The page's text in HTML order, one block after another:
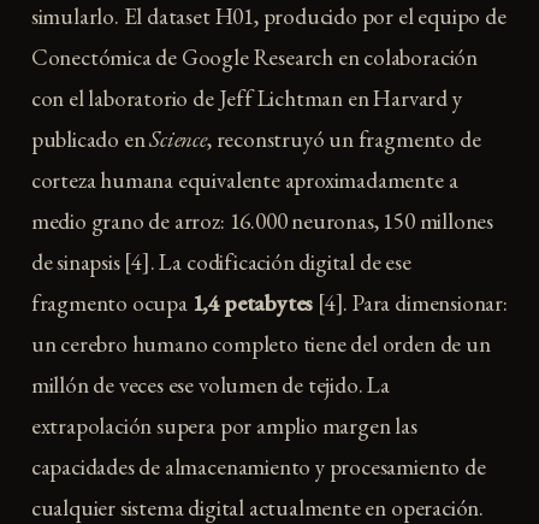
simularlo. El dataset H01, producido por el equipo de
Conectómica de Google Research en colaboración
con el laboratorio de Jeff Lichtman en Harvard y
publicado enScience, reconstruyó un fragmento de
corteza humana equivalente aproximadamente a
medio grano de arroz: 16.000 neuronas, 150 millones
de sinapsis [4]. La codificación digital de ese
fragmento ocupa 1,4 petabytes [4]. Para dimensionar:
un cerebro humano completo tiene del orden de un
millón de veces ese volumen de tejido. La
extrapolación supera por amplio margen las
capacidades de almacenamiento y procesamiento de
cualquier sistema digital actualmente en operación.